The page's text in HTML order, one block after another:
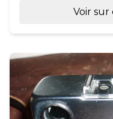
Voir sur